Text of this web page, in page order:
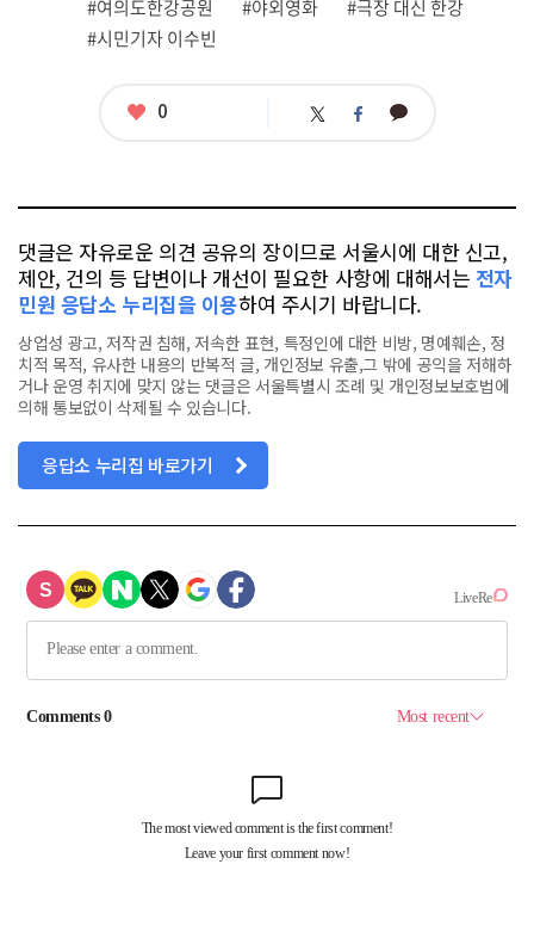
태
그
#여의도한강공원
#야외영화
#극장 대신 한강
#시민기자 이수빈
좋
0 트 페 카
댓글은 자유로운 의견 공유의 장이므로 서울시에 대한 신고,
제안, 건의 등 답변이나 개선이 필요한 사항에 대해서는 전자
민원 응답소 누리집을 이용하여 주시기 바랍니다.
상업성 광고, 저작권 침해, 저속한 표현, 특정인에 대한 비방, 명예훼손, 정
치적 목적, 유사한 내용의 반복적 글, 개인정보 유출,그 밖에 공익을 저해하
거나 운영 취지에 맞지 않는 댓글은 서울특별시 조례 및 개인정보보호법에
의해 통보없이 삭제될 수 있습니다.
응답소 누리집 바로가기